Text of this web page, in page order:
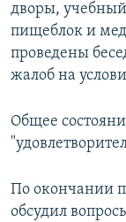
дворы,
пищеблок и
проведены
жалоб на
Общее
По окончании
обсудил